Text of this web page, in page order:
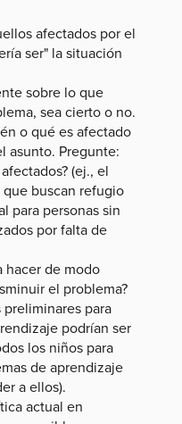
afectados por el
ser" la situación
sobre lo que
sea cierto o no.
o qué es afectado
asunto. Pregunte:
(ej., el
buscan refugio
para personas sin
por falta de
hacer de modo
el problema?
para
podrían ser
los niños para
de aprendizaje
a ellos).
actual en